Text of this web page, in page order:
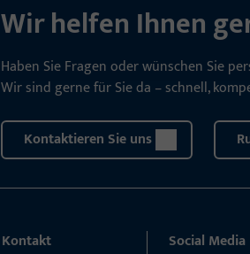
Wir helfen Ihnen
Haben Sie Fragen oder wünschen Sie
Wir sind gerne für Sie da – schnell,
Kontaktieren Sie uns
Kontakt
Social Media